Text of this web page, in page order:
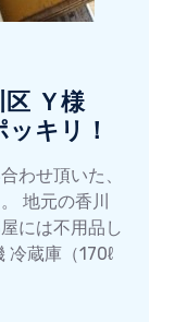
区 Ｙ様
キリ！
わせ頂いた、
地元の香川
には不用品し
冷蔵庫（170ℓ